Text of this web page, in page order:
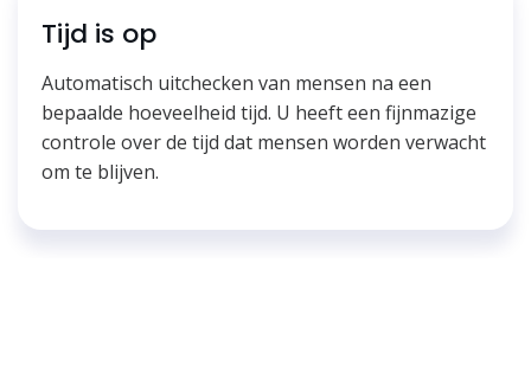
Tijd is op
Automatisch uitchecken van mensen na een
bepaalde hoeveelheid tijd. U heeft een fijnmazige
controle over de tijd dat mensen worden verwacht
om te blijven.